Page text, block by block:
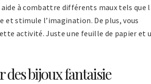
à combattre différents maux tels que
et stimule l’imagination. De plus, vous
activité. Juste une feuille de papier et
des bijoux fantaisie